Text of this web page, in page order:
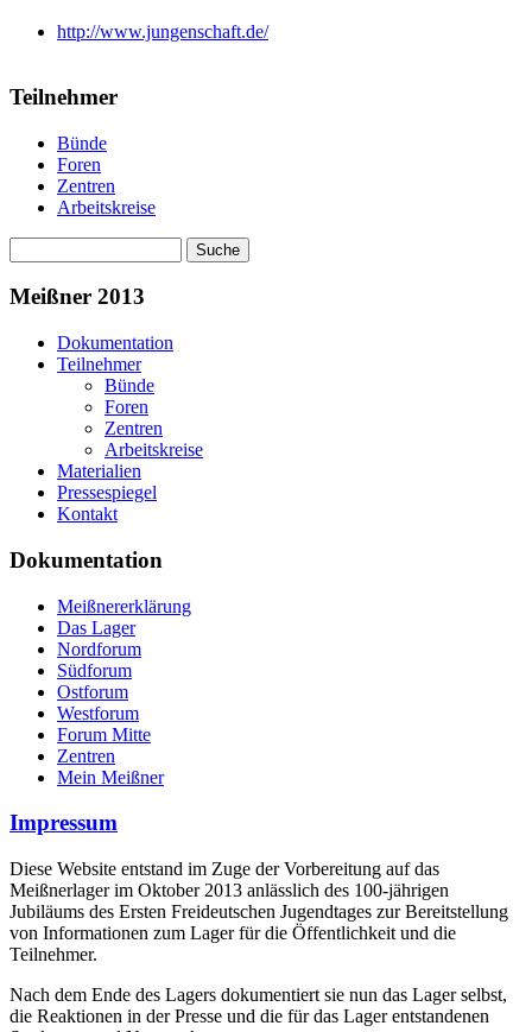
http://www.jungenschaft.de/
Teilnehmer
Bünde
Foren
Zentren
Arbeitskreise
Meißner 2013
Dokumentation
Teilnehmer
Bünde
Foren
Zentren
Arbeitskreise
Materialien
Pressespiegel
Kontakt
Dokumentation
Meißnererklärung
Das Lager
Nordforum
Südforum
Ostforum
Westforum
Forum Mitte
Zentren
Mein Meißner
Impressum
Diese Website entstand im Zuge der Vorbereitung auf das
Meißnerlager im Oktober 2013 anlässlich des 100-jährigen
Jubiläums des Ersten Freideutschen Jugendtages zur Bereitstellung
von Informationen zum Lager für die Öffentlichkeit und die
Teilnehmer.
Nach dem Ende des Lagers dokumentiert sie nun das Lager selbst,
die Reaktionen in der Presse und die für das Lager entstandenen